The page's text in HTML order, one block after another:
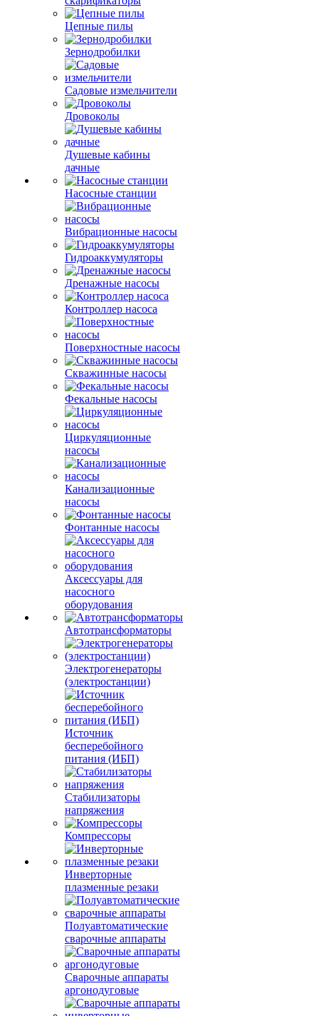
Цепные пилы
Зернодробилки
Садовые измельчители
Дровоколы
Душевые кабины
дачные
Насосные станции
Вибрационные насосы
Гидроаккумуляторы
Дренажные насосы
Контроллер насоса
Поверхностные насосы
Скважинные насосы
Фекальные насосы
Циркуляционные
насосы
Канализационные
насосы
Фонтанные насосы
Аксессуары для
насосного
оборудования
Автотрансформаторы
Электрогенераторы
(электростанции)
Источник
бесперебойного
питания (ИБП)
Стабилизаторы
напряжения
Компрессоры
Инверторные
плазменные резаки
Полуавтоматические
сварочные аппараты
Сварочные аппараты
аргонодуговые